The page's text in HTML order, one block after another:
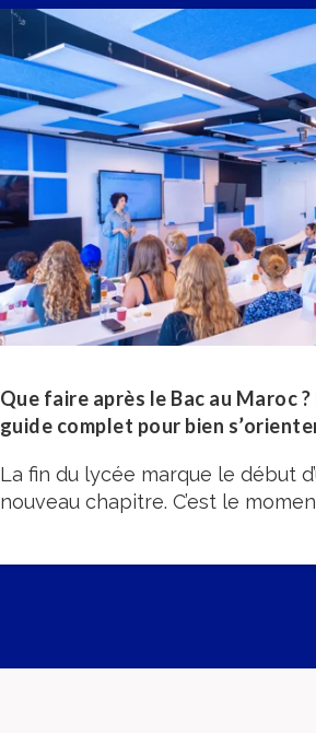
Que faire après le Bac au Maroc ?
guide complet pour bien
La fin du lycée marque le début
nouveau chapitre. C’est le